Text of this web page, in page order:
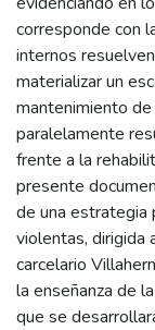
corresponde con
internos
materializar un
mantenimiento
paralelamente
frente a la
presente
de una estrategia
violentas, dirigida
carcelario
la enseñanza de
que se